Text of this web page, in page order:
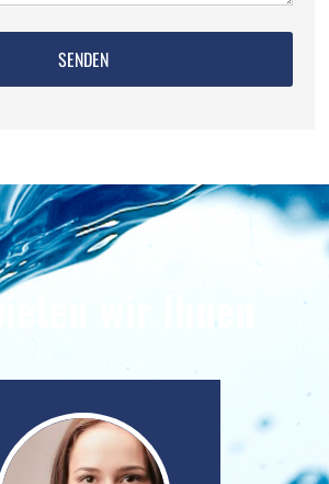
wir Ihnen